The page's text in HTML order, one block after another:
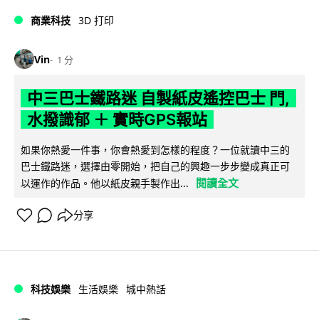
商業科技 3D 打印
Vin 1 分
中三巴士鐵路迷 自製紙皮遙控巴士 門,
水撥識郁 ＋ 實時GPS報站
如果你熱愛一件事，你會熱愛到怎樣的程度？一位就讀中三的
巴士鐵路迷，選擇由零開始，把自己的興趣一步步變成真正可
以運作的作品。他以紙皮親手製作出...
閱讀全文
分享
科技娛樂 生活娛樂 城中熱話